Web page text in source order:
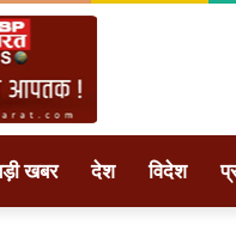
खबर देश विदेश